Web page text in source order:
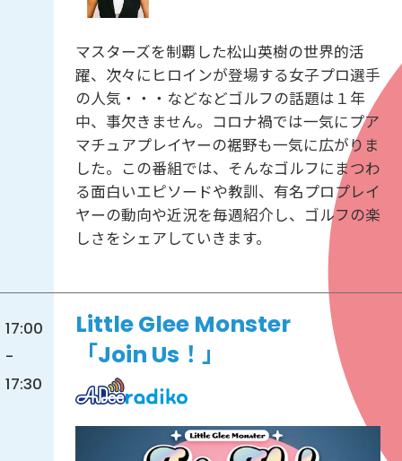
マスターズを制覇した松山英樹の世界的活
躍、次々にヒロインが登場する女子プロ選手
の人気・・・などなどゴルフの話題は１年
中、事欠きません。コロナ禍では一気にプア
マチュアプレイヤーの裾野も一気に広がりま
した。この番組では、そんなゴルフにまつわ
る面白いエピソードや教訓、有名プロプレイ
ヤーの動向や近況を毎週紹介し、ゴルフの楽
しさをシェアしていきます。
17:00
-
17:30
Little Glee Monster
「Join Us！」